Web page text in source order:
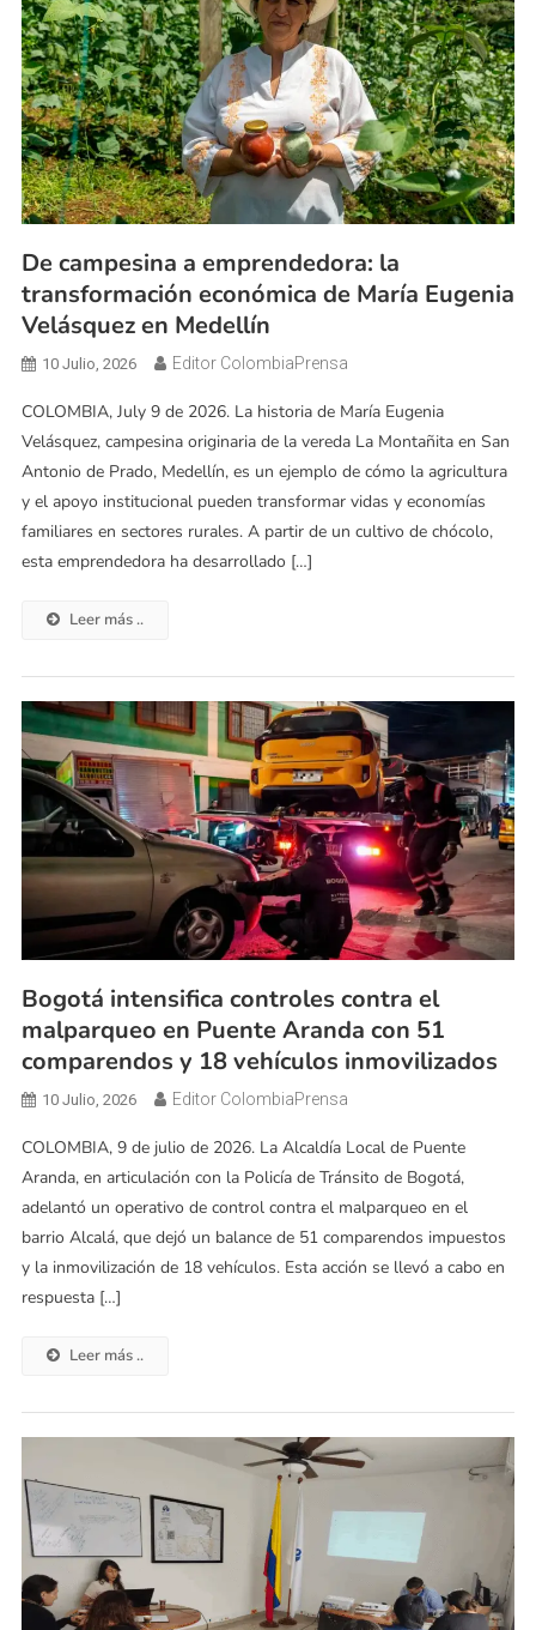
De campesina a emprendedora: la
transformación económica de María Eugenia
Velásquez en Medellín
10 Julio, 2026 Editor ColombiaPrensa
COLOMBIA, July 9 de 2026. La historia de María Eugenia
Velásquez, campesina originaria de la vereda La Montañita en San
Antonio de Prado, Medellín, es un ejemplo de cómo la agricultura
y el apoyo institucional pueden transformar vidas y economías
familiares en sectores rurales. A partir de un cultivo de chócolo,
esta emprendedora ha desarrollado […]
Leer más ..
Bogotá intensifica controles contra el
malparqueo en Puente Aranda con 51
comparendos y 18 vehículos inmovilizados
10 Julio, 2026 Editor ColombiaPrensa
COLOMBIA, 9 de julio de 2026. La Alcaldía Local de Puente
Aranda, en articulación con la Policía de Tránsito de Bogotá,
adelantó un operativo de control contra el malparqueo en el
barrio Alcalá, que dejó un balance de 51 comparendos impuestos
y la inmovilización de 18 vehículos. Esta acción se llevó a cabo en
respuesta […]
Leer más ..